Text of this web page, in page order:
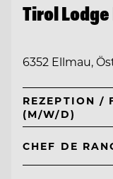
Tirol
6352 Ellmau,
REZEPTION /
(M/W/D)
CHEF DE